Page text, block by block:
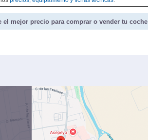
el mejor precio para comprar o vender tu coche